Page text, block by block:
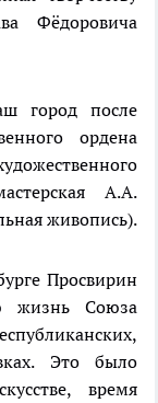
Фёдоровича
город после
ордена
А.А.
живопись).
Просвирин
жизнь Союза
Это было
время